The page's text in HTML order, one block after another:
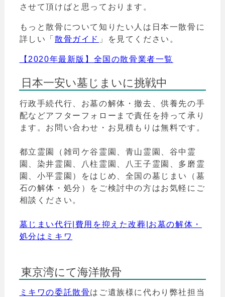
させて頂けばと思っております。
もっと散骨について知りたい人は日本一散骨に
詳しい「 散骨ガイド 」を見てください。
【2020年最新版】全国の散骨業者一覧
日本一安い墓じまいに挑戦中
行政手続代行、お墓の解体・撤去、供養先の手
配などアフターフォローまで責任を持って承り
ます。お問い合わせ・お見積もりは無料です。
都立霊園（雑司ケ谷霊園、青山霊園、谷中霊
園、染井霊園、八柱霊園、八王子霊園、多磨霊
園、小平霊園）をはじめ、全国の墓じまい（墓
石の解体・処分）をご検討中の方はお気軽にご
相談ください。
墓じまい代行|費用を抑えた改葬|お墓の解体・
処分はミキワ
東京湾にて海洋散骨
ミキワの委託散骨はご遺族様に代わり弊社担当